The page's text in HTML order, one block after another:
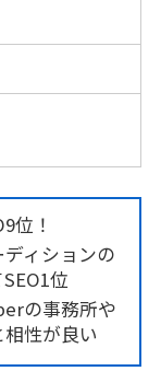
位！
ィションの
位
の事務所や
性が良い